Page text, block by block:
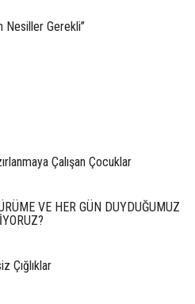
Nesiller Gerekli”
Çalışan Çocuklar
VE HER GÜN DUYDUĞUMUZ
Çığlıklar